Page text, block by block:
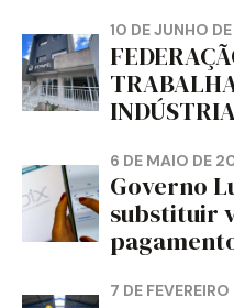
MUNDO,
10 DE JUNHO
CORTIÇA
PAPEL DO
PARANÁ –
6 DE MAIO DE
Governo
substituir
7 DE